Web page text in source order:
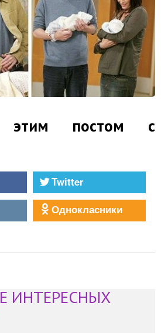
этим постом с
Twitter
Однокласники
ИНТЕРЕСНЫХ